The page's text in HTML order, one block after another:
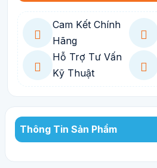
Cam Kết Chính
Hãng
Hỗ Trợ Tư Vấn
Kỹ Thuật
Thông Tin Sản Phẩm